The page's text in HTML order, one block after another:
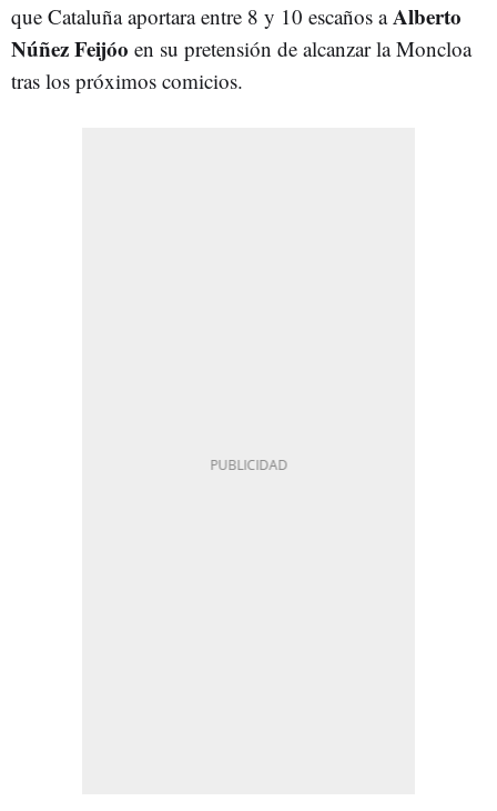
que Cataluña aportara entre 8 y 10 escaños aAlberto
Núñez Feijóo en su pretensión de alcanzar la Moncloa
tras los próximos comicios.